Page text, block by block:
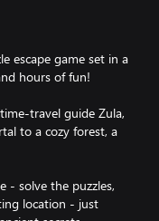
escape game set in a
hours of fun!
travel guide Zula,
to a cozy forest, a
- solve the puzzles,
location - just